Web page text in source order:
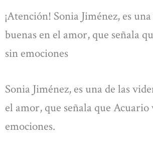
¡Atención! Sonia Jiménez, es
buenas en el amor, que señala
sin emociones
Sonia Jiménez, es una de las
el amor, que señala que
emociones.